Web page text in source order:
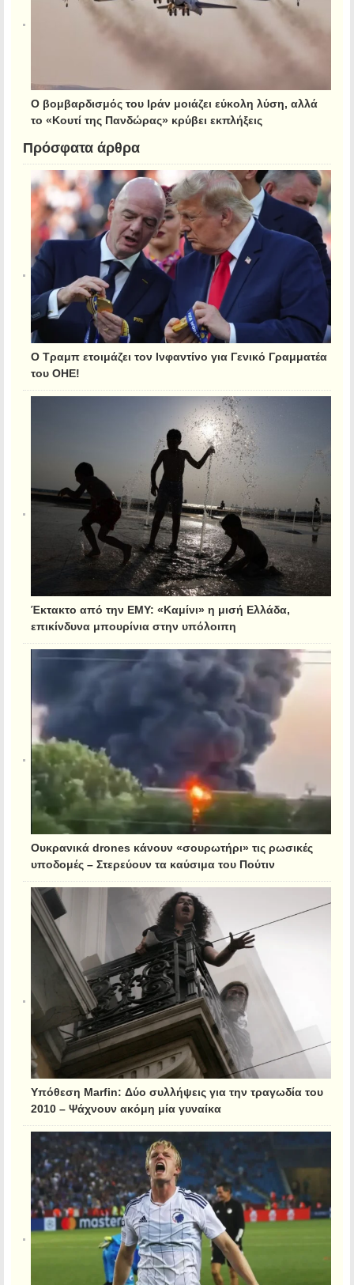
Ο βομβαρδισμός του Ιράν μοιάζει εύκολη λύση, αλλά
το «Κουτί της Πανδώρας» κρύβει εκπλήξεις
Πρόσφατα άρθρα
Ο Τραμπ ετοιμάζει τον Ινφαντίνο για Γενικό Γραμματέα
του ΟΗΕ!
Έκτακτο από την ΕΜΥ: «Καμίνι» η μισή Ελλάδα,
επικίνδυνα μπουρίνια στην υπόλοιπη
Ουκρανικά drones κάνουν «σουρωτήρι» τις ρωσικές
υποδομές – Στερεύουν τα καύσιμα του Πούτιν
Υπόθεση Marfin: Δύο συλλήψεις για την τραγωδία του
2010 – Ψάχνουν ακόμη μία γυναίκα